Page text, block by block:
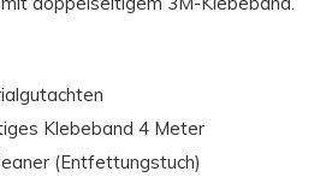
Klebeband 4 Meter
(Entfettungstuch)